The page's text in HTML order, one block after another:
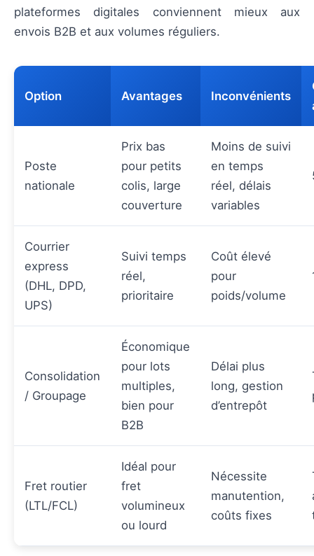
plateformes digitales conviennent mieux aux
envois B2B et aux volumes réguliers.
Option Avantages Inconvénients
Poste
nationale
Prix bas
pour petits
colis, large
couverture
Moins de suivi
en temps
réel, délais
variables
Courrier
express
(DHL, DPD,
UPS)
Suivi temps
réel,
prioritaire
Coût élevé
pour
poids/volume
Consolidation
/ Groupage
Économique
pour lots
multiples,
bien pour
B2B
Délai plus
long, gestion
d’entrepôt
Fret routier
(LTL/FCL)
Idéal pour
fret
volumineux
ou lourd
Nécessite
manutention,
coûts fixes